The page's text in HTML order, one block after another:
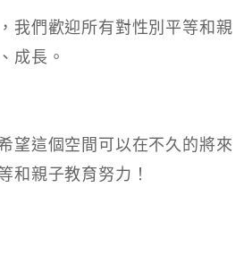
我們歡迎所有對性別平等和親
成長。
望這個空間可以在不久的將來
和親子教育努力！